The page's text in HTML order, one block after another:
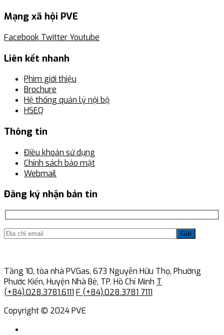
Mạng xã hội PVE
Facebook Twitter Youtube
Liên kết nhanh
Phim giới thiệu
Brochure
Hệ thống quản lý nội bộ
HSEQ
Thông tin
Điều khoản sử dụng
Chính sách bảo mật
Webmail
Đăng ký nhận bản tin
Gửi
Tầng 10, tòa nhà PVGas, 673 Nguyễn Hữu Thọ, Phường
Phước Kiển, Huyện Nhà Bè, TP. Hồ Chí Minh T
(+84).028.3781.6111 F (+84).028.3781 7111
Copyright © 2024 PVE